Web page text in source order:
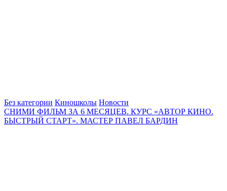
Без категории Киношколы Новости
СНИМИ ФИЛЬМ ЗА 6 МЕСЯЦЕВ. КУРС «АВТОР КИНО.
БЫСТРЫЙ СТАРТ». МАСТЕР ПАВЕЛ БАРДИН